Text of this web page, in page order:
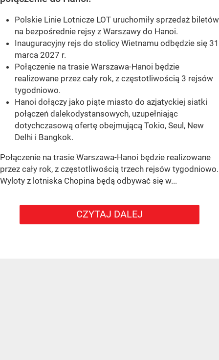
Polskie Linie Lotnicze LOT uruchomiły sprzedaż biletów
na bezpośrednie rejsy z Warszawy do Hanoi.
Inauguracyjny rejs do stolicy Wietnamu odbędzie się 31
marca 2027 r.
Połączenie na trasie Warszawa-Hanoi będzie
realizowane przez cały rok, z częstotliwością 3 rejsów
tygodniowo.
Hanoi dołączy jako piąte miasto do azjatyckiej siatki
połączeń dalekodystansowych, uzupełniając
dotychczasową ofertę obejmującą Tokio, Seul, New
Delhi i Bangkok.
Połączenie na trasie Warszawa-Hanoi będzie realizowane
przez cały rok, z częstotliwością trzech rejsów tygodniowo.
Wyloty z lotniska Chopina będą odbywać się w...
CZYTAJ DALEJ